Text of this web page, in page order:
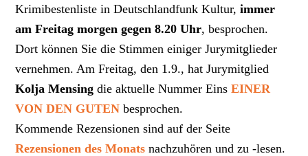
Krimibestenliste in Deutschlandfunk Kultur,immer
am Freitag morgen gegen 8.20 Uhr, besprochen.
Dort können Sie die Stimmen einiger Jurymitglieder
vernehmen. Am Freitag, den 1.9., hat Jurymitglied
Kolja Mensing die aktuelle Nummer EinsEINER
VON DEN GUTEN besprochen.
Kommende Rezensionen sind auf der Seite
Rezensionen des Monats nachzuhören und zu -lesen.